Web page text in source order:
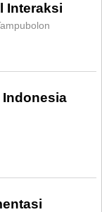
Interaksi
Indonesia